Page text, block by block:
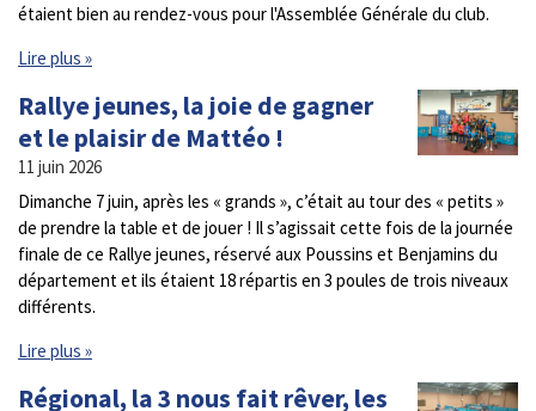
étaient bien au rendez-vous pour l'Assemblée Générale du club.
Lire plus »
Rallye jeunes, la joie de gagner
et le plaisir de Mattéo !
11 juin 2026
Dimanche 7 juin, après les « grands », c’était au tour des « petits »
de prendre la table et de jouer ! Il s’agissait cette fois de la journée
finale de ce Rallye jeunes, réservé aux Poussins et Benjamins du
département et ils étaient 18 répartis en 3 poules de trois niveaux
différents.
Lire plus »
Régional, la 3 nous fait rêver, les